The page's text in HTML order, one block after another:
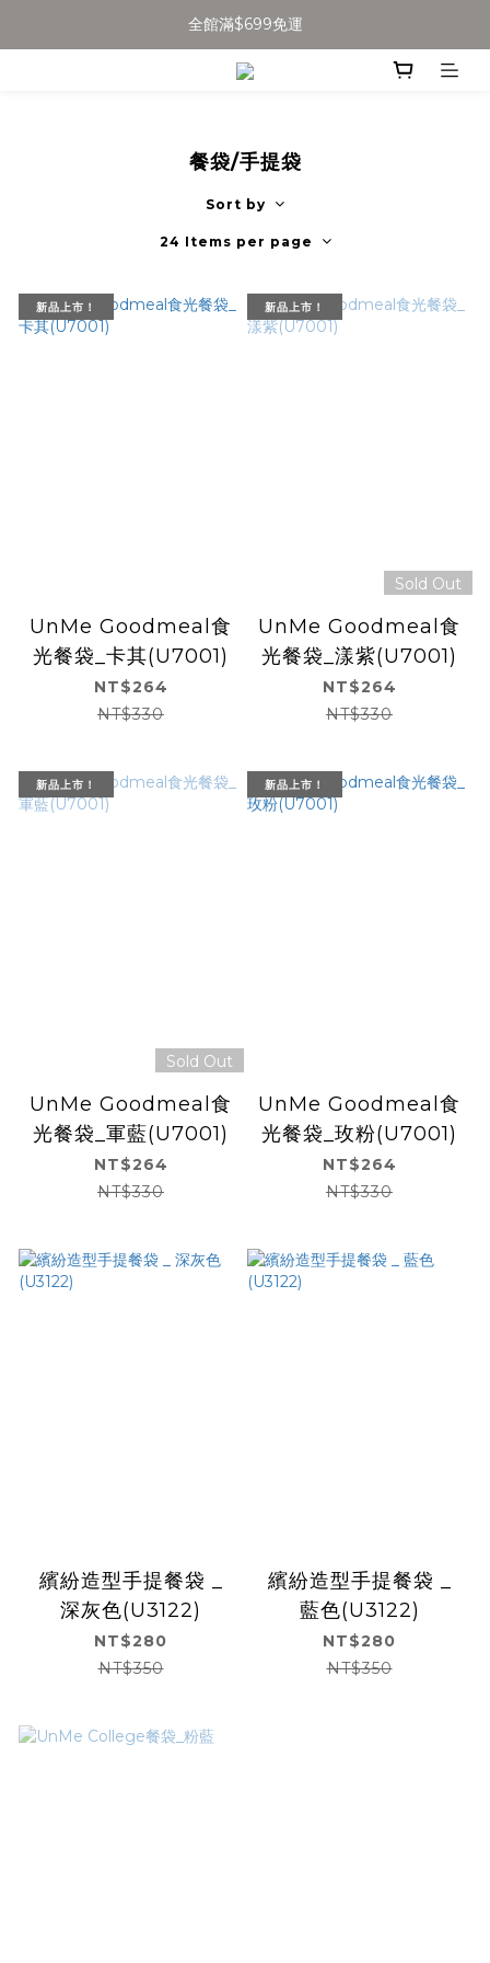
全館滿$699免運
全館滿$699免運
加入會員得$100購物金👉
餐袋/手提袋
Sort by
24 Items per page
新品上市！
UnMe Goodmeal食
光餐袋_卡其(U7001)
NT$264
NT$330
新品上市！
Sold Out
UnMe Goodmeal食
光餐袋_漾紫(U7001)
NT$264
NT$330
新品上市！
Sold Out
UnMe Goodmeal食
光餐袋_軍藍(U7001)
NT$264
NT$330
新品上市！
UnMe Goodmeal食
光餐袋_玫粉(U7001)
NT$264
NT$330
繽紛造型手提餐袋 _
深灰色(U3122)
NT$280
NT$350
繽紛造型手提餐袋 _
藍色(U3122)
NT$280
NT$350